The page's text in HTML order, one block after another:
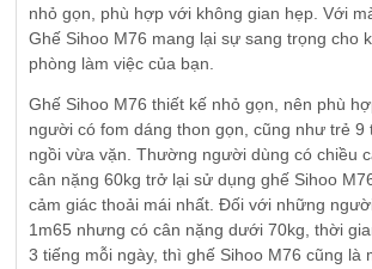
nhỏ gọn, phù hợp với không gian hẹp. Với
Ghế Sihoo M76 mang lại sự sang trọng cho
phòng làm việc của bạn.
Ghế Sihoo M76 thiết kế nhỏ gọn, nên phù
người có fom dáng thon gọn, cũng như trẻ 9
ngồi vừa vặn. Thường người dùng có chiều
cân nặng 60kg trở lại sử dụng ghế Sihoo
cảm giác thoải mái nhất. Đối với những
1m65 nhưng có cân nặng dưới 70kg, thời
3 tiếng mỗi ngày, thì ghế Sihoo M76 cũng là